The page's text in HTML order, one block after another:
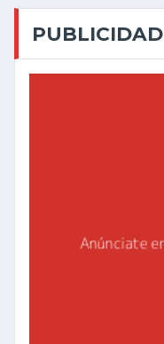
PUBLICIDAD